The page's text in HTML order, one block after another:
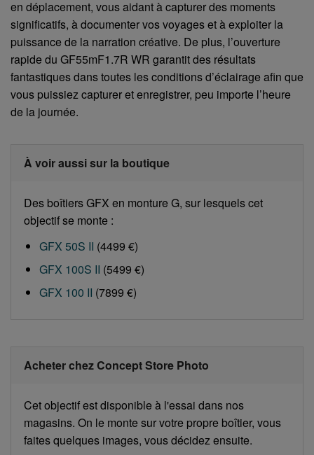
en déplacement, vous aidant à capturer des moments
significatifs, à documenter vos voyages et à exploiter la
puissance de la narration créative. De plus, l’ouverture
rapide du GF55mF1.7R WR garantit des résultats
fantastiques dans toutes les conditions d’éclairage afin que
vous puissiez capturer et enregistrer, peu importe l’heure
de la journée.
À voir aussi sur la boutique
Des boîtiers GFX en monture G, sur lesquels cet
objectif se monte :
GFX 50S II (4499 €)
GFX 100S II (5499 €)
GFX 100 II (7899 €)
Acheter chez Concept Store Photo
Cet objectif est disponible à l'essai dans nos
magasins. On le monte sur votre propre boîtier, vous
faites quelques images, vous décidez ensuite.